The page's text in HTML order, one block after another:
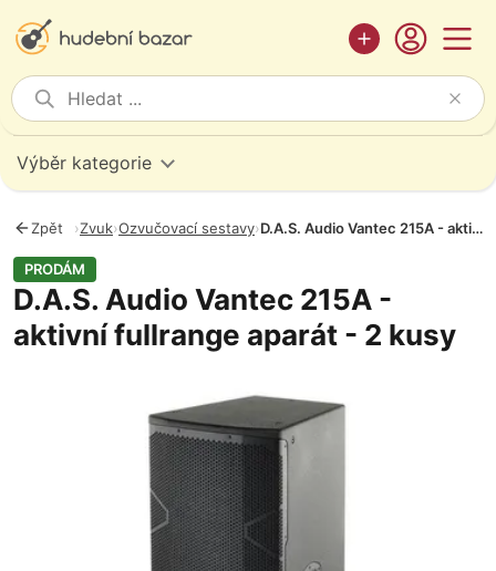
Výběr kategorie
Zpět ›Zvuk›Ozvučovací sestavy› D.A.S. Audio Vantec 215A - aktivní fullrange aparát - 2 kusy
PRODÁM
D.A.S. Audio Vantec 215A -
aktivní fullrange aparát - 2 kusy